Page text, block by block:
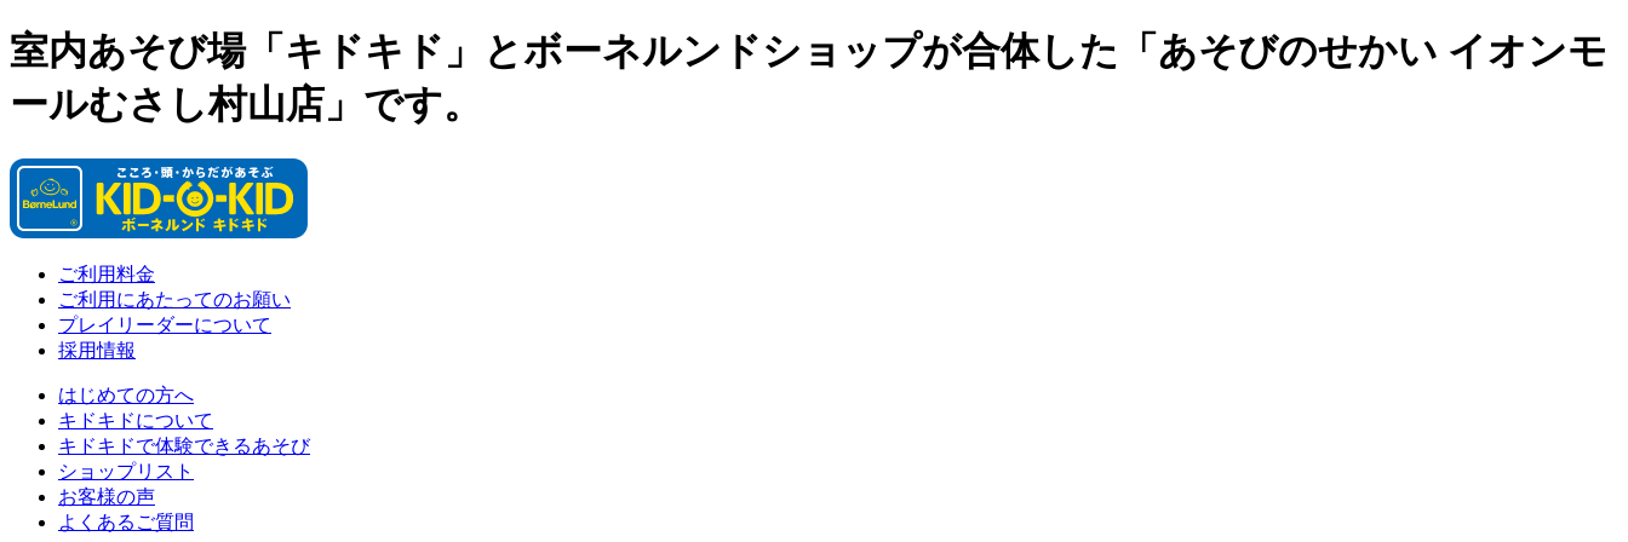
室内あそび場「キドキド」とボーネルンドショップが合体した「あそびのせかい イオンモ
ールむさし村山店」です。
ご利用料金
ご利用にあたってのお願い
プレイリーダーについて
採用情報
はじめての方へ
キドキドについて
キドキドで体験できるあそび
ショップリスト
お客様の声
よくあるご質問